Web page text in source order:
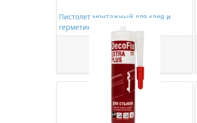
Пистолет монтажный для клея и
герметика
278,00 ₽/шт
Купить